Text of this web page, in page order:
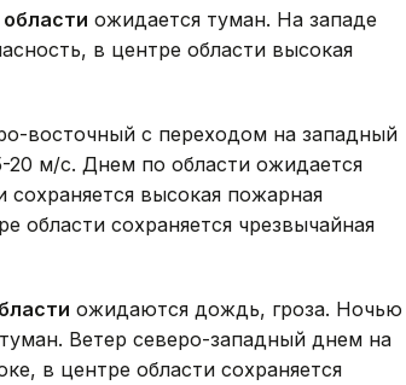
ожидается туман. На западе
в центре области высокая
восточный с переходом на западный
20 м/с. Днем по области ожидается
сохраняется высокая пожарная
области сохраняется чрезвычайная
ожидаются дождь, гроза. Ночью
Ветер северо-западный днем на
в центре области сохраняется